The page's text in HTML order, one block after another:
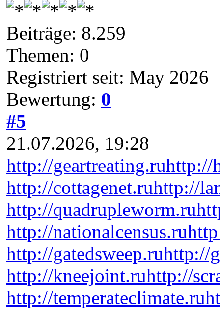
Beiträge: 8.259
Themen: 0
Registriert seit: May 2026
Bewertung: 0
#5
21.07.2026, 19:28
http://geartreating.ruhttp://
http://cottagenet.ruhttp://
http://quadrupleworm.ru
http://nationalcensus.ru
http://gatedsweep.ruhttp://
http://kneejoint.ruhttp://
http://temperateclimate.ru